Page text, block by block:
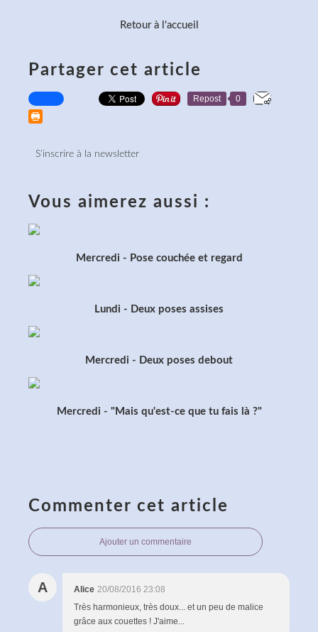
Retour à l'accueil
Partager cet article
Repost 0
S'inscrire à la newsletter
Vous aimerez aussi :
Mercredi - Pose couchée et regard
Lundi - Deux poses assises
Mercredi - Deux poses debout
Mercredi - "Mais qu'est-ce que tu fais là ?"
Commenter cet article
Ajouter un commentaire
A Alice 20/08/2016 23:08
Très harmonieux, très doux... et un peu de malice
grâce aux couettes ! J'aime...